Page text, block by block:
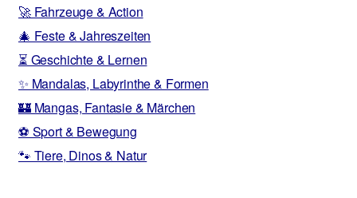
🚀 Fahrzeuge & Action
🎄 Feste & Jahreszeiten
⏳ Geschichte & Lernen
✨ Mandalas, Labyrinthe & Formen
🏰 Mangas, Fantasie & Märchen
⚽ Sport & Bewegung
🐾 Tiere, Dinos & Natur